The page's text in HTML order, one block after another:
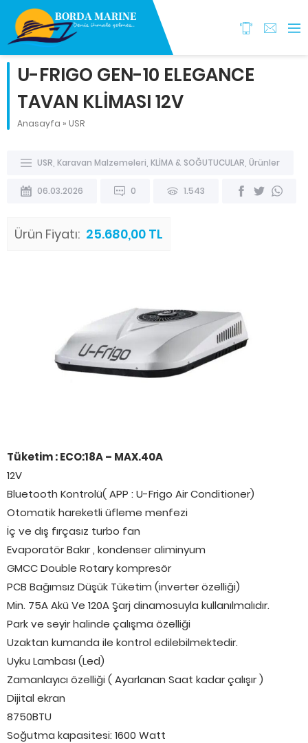
U-FRIGO GEN-10 ELEGANCE
TAVAN KLİMASI 12V
Anasayfa » USR
USR Karavan Malzemeleri KLİMA & SOĞUTUCULAR Ürünler
06.03.2026 0 1.543
Ürün Fiyatı: 25.680,00 TL
Tüketim : ECO:18A – MAX.40A
12V
Bluetooth Kontrolü( APP : U-Frigo Air Conditioner)
Otomatik hareketli üfleme menfezi
İç ve dış fırçasız turbo fan
Evaporatör Bakır , kondenser aliminyum
GMCC Double Rotary kompresör
PCB Bağımsız Düşük Tüketim (inverter özelliği)
Min. 75A Akü Ve 120A Şarj dinamosuyla kullanılmalıdır.
Park ve seyir halinde çalışma özelliği
Uzaktan kumanda ile kontrol edilebilmektedir.
Uyku Lambası (Led)
Zamanlayıcı özelliği ( Ayarlanan Saat kadar çalışır )
Dijital ekran
8750BTU
Soğutma kapasitesi: 1600 Watt